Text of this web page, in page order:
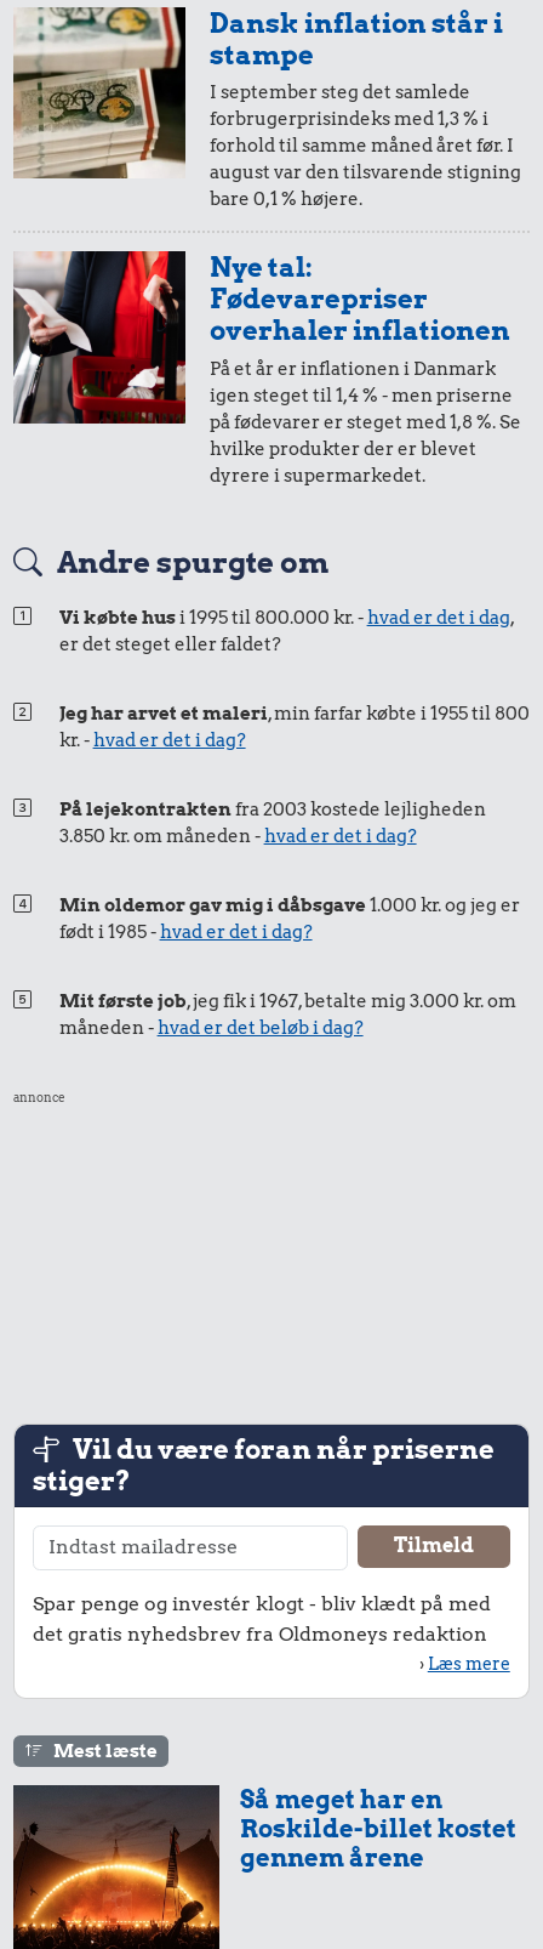
5,-
i 2005
= 7,-
i dag
2,-
i 2005 i dag
1,-
i 2005
= 1,-
i dag
i 2005
i 2005 i dag
Dansk inflation står i
stampe
I september steg det samlede
forbrugerprisindeks med 1,3 % i
forhold til samme måned året før. I
august var den tilsvarende stigning
bare 0,1 % højere.
Nye tal:
Fødevarepriser
overhaler inflationen
På et år er inflationen i Danmark
igen steget til 1,4 % - men priserne
på fødevarer er steget med 1,8 %. Se
hvilke produkter der er blevet
dyrere i supermarkedet.
Andre spurgte om
Vi købte husi 1995 til 800.000 kr. -hvad er det i dag,
er det steget eller faldet?
Jeg har arvet et maleri, min farfar købte i 1955 til 800
kr. -hvad er det i dag?
På lejekontraktenfra 2003 kostede lejligheden
3.850 kr. om måneden -hvad er det i dag?
Min oldemor gav mig i dåbsgave1.000 kr. og jeg er
født i 1985 -hvad er det i dag?
Mit første job, jeg fik i 1967, betalte mig 3.000 kr. om
måneden -hvad er det beløb i dag?
annonce
Vil du være foran når priserne
stiger?
Spar penge og investér klogt - bliv klædt på med
det gratis nyhedsbrev fra Oldmoneys redaktion
› Læs mere
Mest læste
Så meget har en
Roskilde-billet kostet
gennem årene